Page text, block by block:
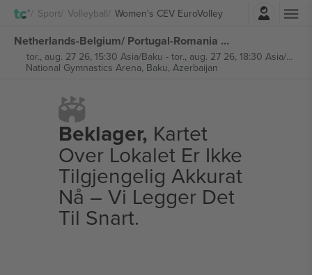
Sport Volleyball Women's CEV EuroVolley
Logg Inn
Netherlands-Belgium/ Portugal-Romania Women's CEV EuroVolley billetter
tor., aug. 27 26, 15:30 Asia/Baku - tor., aug. 27 26, 18:30 Asia/Baku
National Gymnastics Arena, Baku, Azerbaijan
Beklager, Kartet
Over Lokalet Er Ikke
Tilgjengelig Akkurat
Nå – Vi Legger Det
Til Snart.